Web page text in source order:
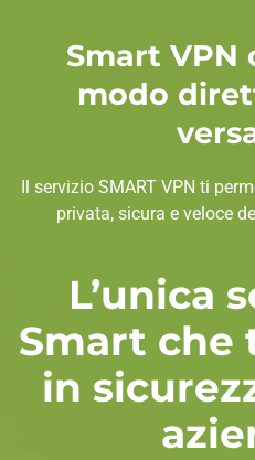
Smart VPN
modo
Il servizio SMART VPN ti
privata, sicura e veloce
L’unica
Smart che
in